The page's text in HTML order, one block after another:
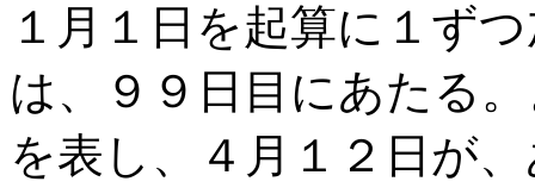
１月１日を起算に１ず
は、９９日目にあたる
を表し、４月１２日が